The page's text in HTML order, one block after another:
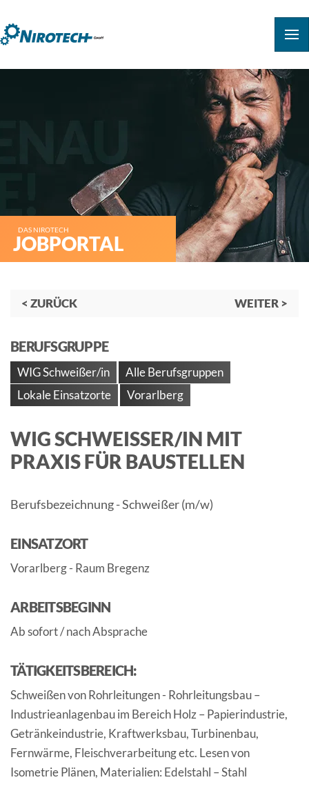
DAS NIROTECH
JOBPORTAL
< ZURÜCK WEITER >
BERUFSGRUPPE
WIG Schweißer/in
Alle Berufsgruppen
Lokale Einsatzorte
Vorarlberg
WIG SCHWEISSER/IN MIT P
RAXIS FÜR BAUSTELLEN
Berufsbezeichnung - Schweißer (m/w)
EINSATZORT
Vorarlberg - Raum Bregenz
ARBEITSBEGINN
Ab sofort / nach Absprache
TÄTIGKEITSBEREICH:
Schweißen von Rohrleitungen - Rohrleitungsbau –
Industrieanlagenbau im Bereich Holz – Papierindustrie,
Getränkeindustrie, Kraftwerksbau, Turbinenbau,
Fernwärme, Fleischverarbeitung etc. Lesen von
Isometrie Plänen, Materialien: Edelstahl – Stahl